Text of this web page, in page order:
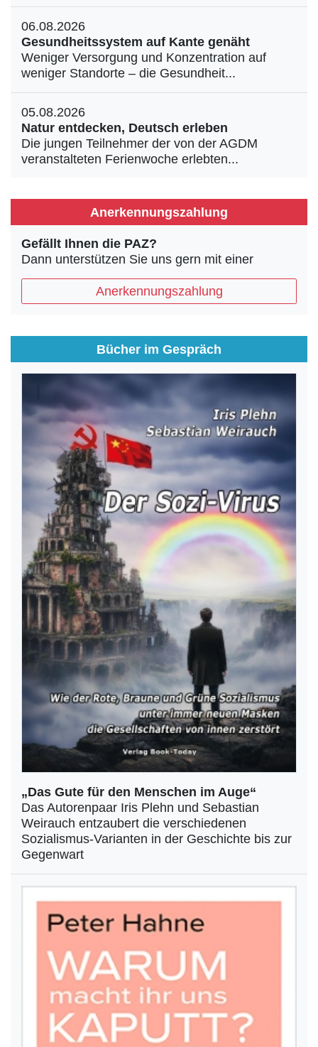
06.08.2026
Gesundheitssystem auf Kante genäht
Weniger Versorgung und Konzentration auf
weniger Standorte – die Gesundheit...
05.08.2026
Natur entdecken, Deutsch erleben
Die jungen Teilnehmer der von der AGDM
veranstalteten Ferienwoche erlebten...
Anerkennungszahlung
Gefällt Ihnen die PAZ?
Dann unterstützen Sie uns gern mit einer
Anerkennungszahlung
Bücher im Gespräch
„Das Gute für den Menschen im Auge“
Das Autorenpaar Iris Plehn und Sebastian
Weirauch entzaubert die verschiedenen
Sozialismus-Varianten in der Geschichte bis zur
Gegenwart